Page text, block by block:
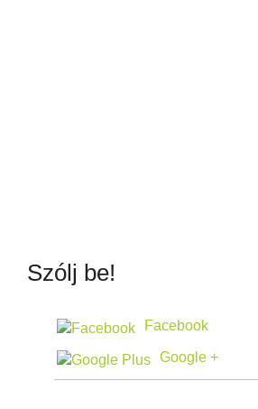
Szólj be!
Facebook
Google +